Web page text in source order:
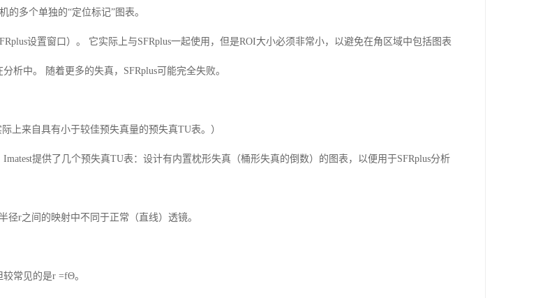
的多个单独的“定位标记”图表。
设置窗口）。 它实际上与SFRplus一起使用，但是ROI大小必须非常小，以避免在角区域中包括图表
析中。 随着更多的失真， SFRplus可能完全失败。
上来自具有小于较佳预失真量的预失真TU表。）
Imatest提供了几个预失真TU表：设计有内置枕形失真（桶形失真的倒数）的图表，以便用于SFRplus分析
径r之间的映射中不同于正常（直线）透镜。
较常见的是r =fΘ。